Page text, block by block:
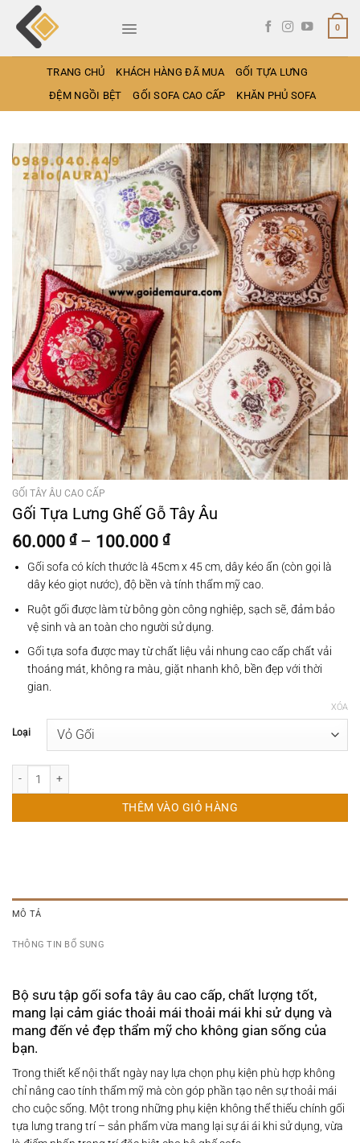
qua
0
TRANG CHỦ KHÁCH HÀNG ĐÃ MUA
GỐI TỰA LƯNG
ĐỆM NGỒI BỆT
GỐI SOFA CAO CẤP KHĂN PHỦ SOFA
GỐI TÂY ÂU CAO CẤP
Gối Tựa Lưng Ghế Gỗ Tây Âu
60.000 ₫ – 100.000 ₫Khoảng
từ
60.000 ₫
đến
100.000 ₫
Gối sofa có kích thước là 45cm x 45 cm, dây kéo ẩn (còn gọi là
dây kéo giọt nước), độ bền và tính thẩm mỹ cao.
Ruột gối được làm từ bông gòn công nghiệp, sạch sẽ, đảm bảo
vệ sinh và an toàn cho người sử dụng.
Gối tựa sofa được may từ chất liệu vải nhung cao cấp chất vải
thoáng mát, không ra màu, giặt nhanh khô, bền đẹp với thời
gian.
Loại
XÓA
THÊM VÀO GIỎ HÀNG
MÔ TẢ
THÔNG TIN BỔ SUNG
Bộ sưu tập gối sofa tây âu cao cấp, chất lượng tốt,
mang lại cảm giác thoải mái thoải mái khi sử dụng và
mang đến vẻ đẹp thẩm mỹ cho không gian sống của
bạn.​
Trong thiết kế nội thất ngày nay lựa chọn phụ kiện phù hợp không
chỉ nâng cao tính thẩm mỹ mà còn góp phần tạo nên sự thoải mái
cho cuộc sống. Một trong những phụ kiện không thể thiếu chính gối
tựa lưng trang trí – sản phẩm vừa mang lại sự ái ái khi sử dụng, vừa